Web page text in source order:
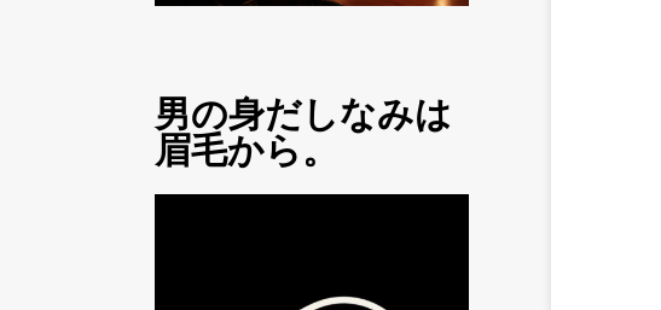
男の身だしなみは
眉毛から。